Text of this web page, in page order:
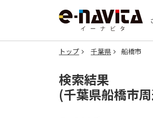
トップ 千葉県 船橋市
検索結果
(千葉県船橋市